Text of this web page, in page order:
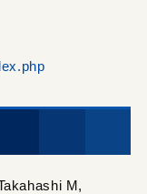
M,